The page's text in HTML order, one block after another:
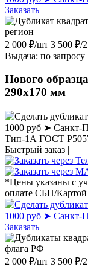
Заказать
2 000 ₽/шт 3 500 ₽/
Выдача: по запросу
Нового
290х170 мм
Тип-1А ГОСТ
Быстрый заказ |
*Цены указаны с
оплате СБП/
Заказать
2 000 ₽/шт 3 500 ₽/